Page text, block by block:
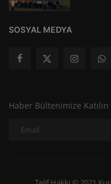
SOSYAL MEDYA
Haber Bültenimize Katılın